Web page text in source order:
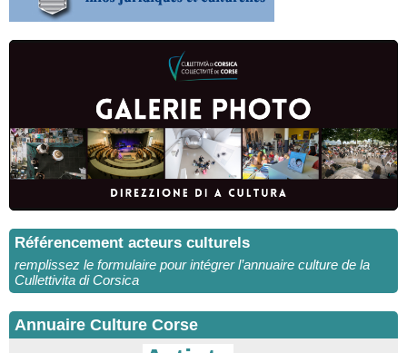
Référencement acteurs culturels
remplissez le formulaire pour intégrer l’annuaire culture de la
Cullettivita di Corsica
Annuaire Culture Corse